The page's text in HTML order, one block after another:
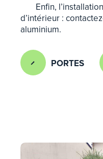
Enfin,
d’intérieur :
aluminium.
PORTES